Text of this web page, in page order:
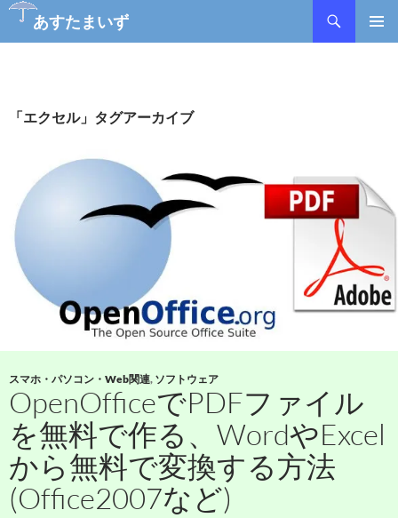
あすたまいず
検
ツ「エクセル」タグアーカイブ
スマホ・パソコン・Web関連, ソフトウェア
OpenOfficeでPDFファイル
を無料で作る、WordやExcel
から無料で変換する方法
(Office2007など)